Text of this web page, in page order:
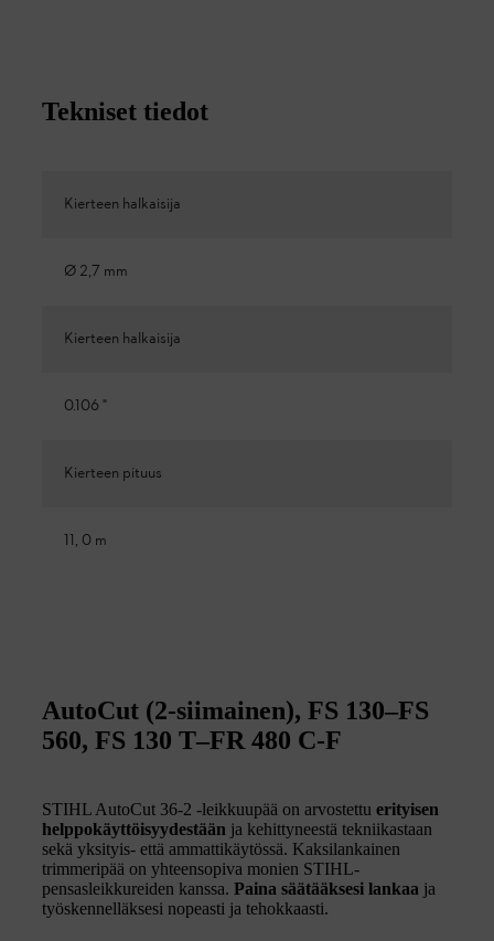
Tekniset tiedot
Kierteen halkaisija
Ø 2,7 mm
Kierteen halkaisija
0.106 "
Kierteen pituus
11, 0 m
AutoCut (2-siimainen), FS 130–FS
560, FS 130 T–FR 480 C-F
STIHL AutoCut 36-2 -leikkuupää on arvostettu erityisen
helppokäyttöisyydestään ja kehittyneestä tekniikastaan
sekä yksityis- että ammattikäytössä. Kaksilankainen
trimmeripää on yhteensopiva monien STIHL-
pensasleikkureiden kanssa. Paina säätääksesi lankaa ja
työskennelläksesi nopeasti ja tehokkaasti.